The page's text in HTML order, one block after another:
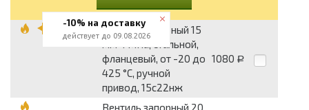
Вентиль запорный 15
мм 4 МПа, стальной,
фланцевый, от -20 до
425 °С, ручной
привод, 15с22нж
1080 Р
Вентиль запорный 20
-10% на доставку
действует до 09.08.2026